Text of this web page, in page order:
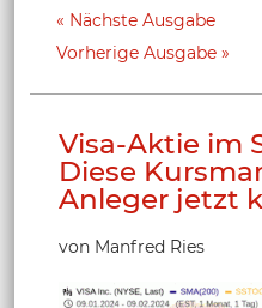
Nächste Ausgabe
Vorherige Ausgabe
Visa-Aktie im
Diese
Anleger jetzt
von Manfred Ries